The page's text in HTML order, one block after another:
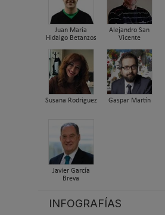
Juan María
Hidalgo Betanzos
Alejandro San
Vicente
Susana Rodriguez Gaspar Martín
Javier García
Breva
INFOGRAFÍAS